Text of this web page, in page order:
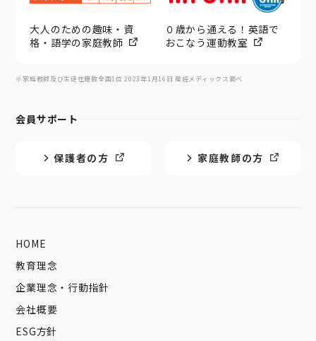
大人のための趣味・資
格・語学の家庭教師
０歳から通える！英語で
おこなう運動教室
※家庭教師及び生徒在籍数全国1位 2023年1月16日 産經メディックス調べ
会員サポート
保護者の方 家庭教師の方
HOME
教育理念
企業理念・行動指針
会社概要
ESG方針